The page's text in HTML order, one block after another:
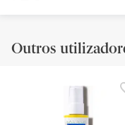
Outros